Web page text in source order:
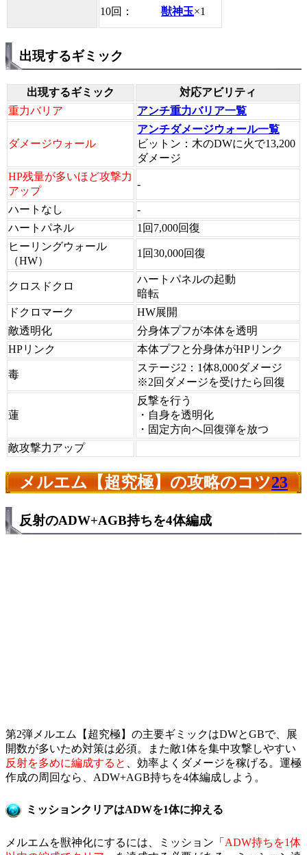
10回： 獣神玉×1
出現するギミック
出現するギミック
対応アビリティ
重力バリア
アンチ重力バリア一覧
ダメージウォール
アンチダメージウォール一覧
ビットン：木のDWに火で13,200
ダメージ
HP残量が多いほど攻撃力
アップ
-
ハートなし
-
ハートパネル
1回7,000回復
ヒーリングウォール
（HW）
1回30,000回復
クロスドクロ
ハートパネルの起動
暗転
ドクロマーク
HW展開
敵透明化
分身体プフが本体を透明
HPリンク
本体プフと分身体がHPリンク
毒
ステージ2：1体8,000ダメージ
※2回ダメージを受けたら回復
蓮
反撃を行う
・自身を透明化
・固定方向へ回復弾を放つ
敵攻撃力アップ
メルエム【超究極】の攻略のコツ23
反射のADW+AGB持ちを4体編成
第2弾メルエム【超究極】の主要ギミックはDWとGBで、展
開数が多いため対策は必須。また敵1体を集中攻撃しやすい
反射を多めに編成すると
、効率よくダメージを稼げる。運極
作成の周回なら、ADW+AGB持ちを4体編成しよう。
ミッションクリアはADWを1体に抑える
メルエムを獣神化にするには、ミッション「 ADW持ちを1体